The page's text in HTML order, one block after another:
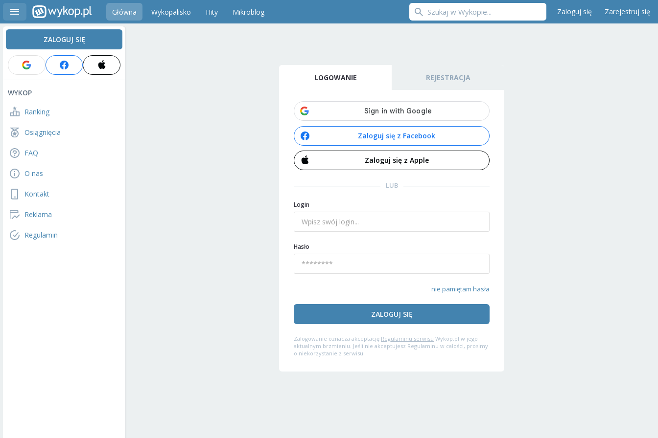
Główna Wykopalisko Hity Mikroblog Zaloguj się Zarejestruj się
ZALOGUJ SIĘ
WYKOP
Ranking
Osiągnięcia
FAQ
O nas
Kontakt
Reklama
Regulamin
LOGOWANIE REJESTRACJA
Zaloguj się z Facebook
Zaloguj się z Apple
LUB
Login
Hasło
nie pamiętam hasła
ZALOGUJ SIĘ
Zalogowanie oznacza akceptację Regulaminu serwisu Wykop.pl w jego
aktualnym brzmieniu. Jeśli nie akceptujesz Regulaminu w całości, prosimy
o niekorzystanie z serwisu.